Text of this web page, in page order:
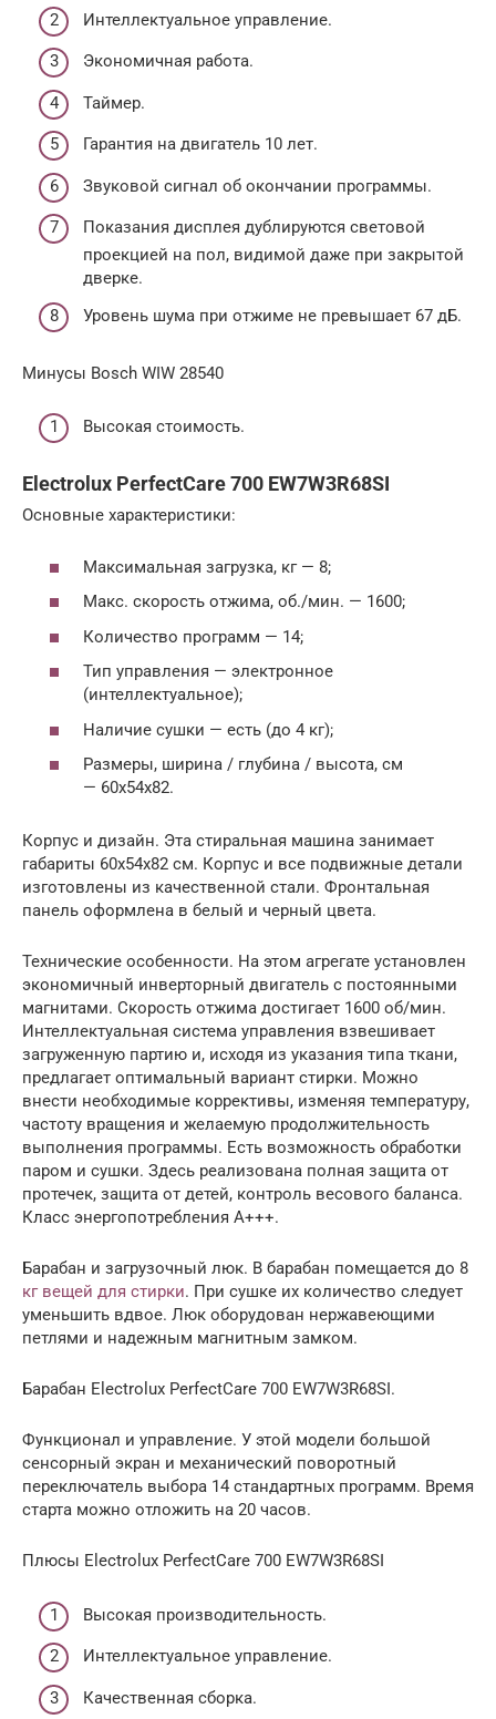
Интеллектуальное управление.
Экономичная работа.
Таймер.
Гарантия на двигатель 10 лет.
Звуковой сигнал об окончании программы.
Показания дисплея дублируются световой
проекцией на пол, видимой даже при закрытой
дверке.
Уровень шума при отжиме не превышает 67 дБ.
Минусы Bosch WIW 28540
Высокая стоимость.
Electrolux PerfectCare 700 EW7W3R68SI
Основные характеристики:
Максимальная загрузка, кг — 8;
Макс. скорость отжима, об./мин. — 1600;
Количество программ — 14;
Тип управления — электронное
(интеллектуальное);
Наличие сушки — есть (до 4 кг);
Размеры, ширина / глубина / высота, см
— 60х54х82.
Корпус и дизайн. Эта стиральная машина занимает
габариты 60х54х82 см. Корпус и все подвижные детали
изготовлены из качественной стали. Фронтальная
панель оформлена в белый и черный цвета.
Технические особенности. На этом агрегате установлен
экономичный инверторный двигатель с постоянными
магнитами. Скорость отжима достигает 1600 об/мин.
Интеллектуальная система управления взвешивает
загруженную партию и, исходя из указания типа ткани,
предлагает оптимальный вариант стирки. Можно
внести необходимые коррективы, изменяя температуру,
частоту вращения и желаемую продолжительность
выполнения программы. Есть возможность обработки
паром и сушки. Здесь реализована полная защита от
протечек, защита от детей, контроль весового баланса.
Класс энергопотребления А+++.
Барабан и загрузочный люк. В барабан помещается до 8
кг вещей для стирки. При сушке их количество следует
уменьшить вдвое. Люк оборудован нержавеющими
петлями и надежным магнитным замком.
Барабан Electrolux PerfectCare 700 EW7W3R68SI.
Функционал и управление. У этой модели большой
сенсорный экран и механический поворотный
переключатель выбора 14 стандартных программ. Время
старта можно отложить на 20 часов.
Плюсы Electrolux PerfectCare 700 EW7W3R68SI
Высокая производительность.
Интеллектуальное управление.
Качественная сборка.